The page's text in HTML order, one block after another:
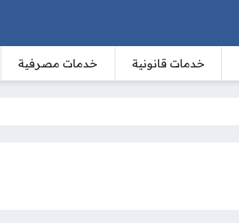
خدمات قانونية خدمات مصرفية